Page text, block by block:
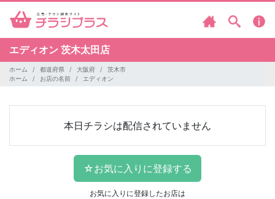
エディオン 茨木太田店
ホーム 都道府県 大阪府
茨木市
ホーム
お店の名前 エディオン
本日チラシは配信されていません
お気に入りに登録したお店は